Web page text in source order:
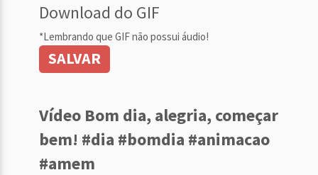
Download do GIF
*Lembrando que GIF não possui áudio!
SALVAR
Vídeo Bom dia, alegria, começar
bem! #dia #bomdia #animacao
#amem